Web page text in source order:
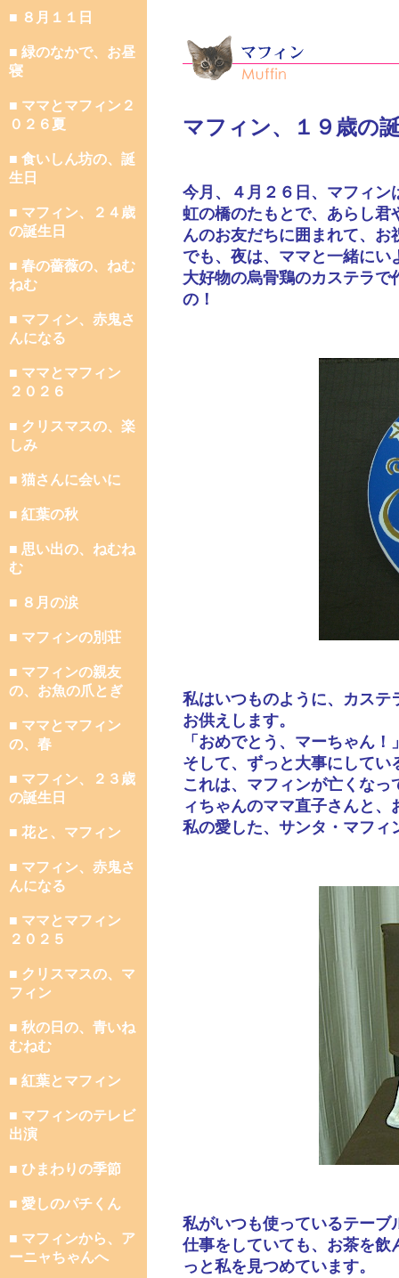
■ ８月１１日
■ 緑のなかで、お昼
寝
■ ママとマフィン２
０２６夏
■ 食いしん坊の、誕
生日
■ マフィン、２４歳
の誕生日
■ 春の薔薇の、ねむ
ねむ
■ マフィン、赤鬼さ
んになる
■ ママとマフィン
２０２６
■ クリスマスの、楽
しみ
■ 猫さんに会いに
■ 紅葉の秋
■ 思い出の、ねむね
む
■ ８月の涙
■ マフィンの別荘
■ マフィンの親友
の、お魚の爪とぎ
■ ママとマフィン
の、春
■ マフィン、２３歳
の誕生日
■ 花と、マフィン
■ マフィン、赤鬼さ
んになる
■ ママとマフィン
２０２５
■ クリスマスの、マ
フィン
■ 秋の日の、青いね
むねむ
■ 紅葉とマフィン
■ マフィンのテレビ
出演
■ ひまわりの季節
■ 愛しのパチくん
■ マフィンから、ア
ーニャちゃんへ
マフィン、１９歳の
今月、４月２６日、マフィン
虹の橋のたもとで、あらし君
んのお友だちに囲まれて、
でも、夜は、ママと一緒にい
大好物の烏骨鶏のカステラ
の！
私はいつものように、カステ
お供えします。
「おめでとう、マーちゃん！
そして、ずっと大事にして
これは、マフィンが亡くな
ィちゃんのママ直子さんと
私の愛した、サンタ・マフィ
私がいつも使っているテーブ
仕事をしていても、お茶を飲
っと私を見つめています。